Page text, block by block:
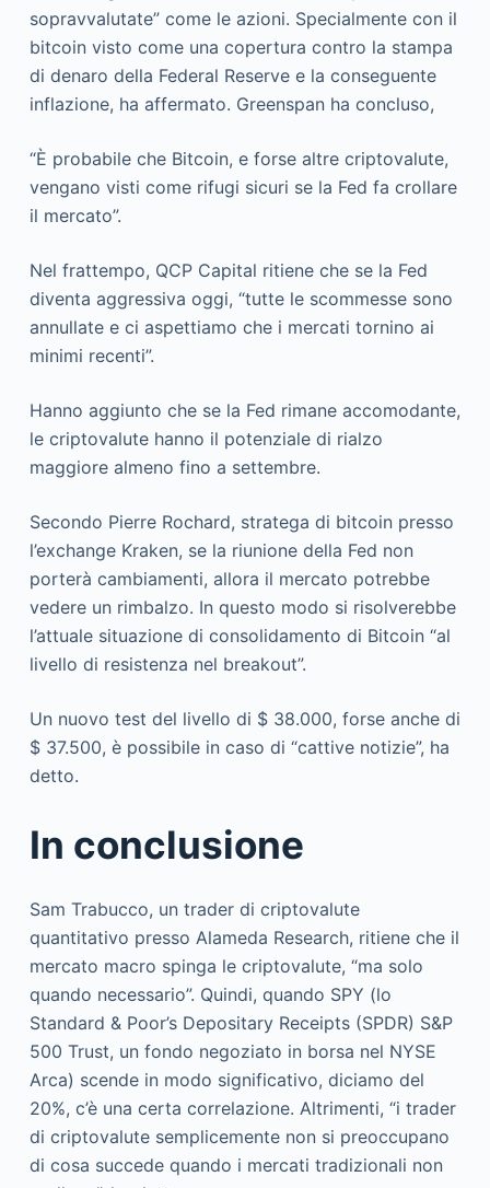
sopravvalutate” come le azioni. Specialmente con il
bitcoin visto come una copertura contro la stampa
di denaro della Federal Reserve e la conseguente
inflazione, ha affermato. Greenspan ha concluso,
“È probabile che Bitcoin, e forse altre criptovalute,
vengano visti come rifugi sicuri se la Fed fa crollare
il mercato”.
Nel frattempo, QCP Capital ritiene che se la Fed
diventa aggressiva oggi, “tutte le scommesse sono
annullate e ci aspettiamo che i mercati tornino ai
minimi recenti”.
Hanno aggiunto che se la Fed rimane accomodante,
le criptovalute hanno il potenziale di rialzo
maggiore almeno fino a settembre.
Secondo Pierre Rochard, stratega di bitcoin presso
l’exchange Kraken, se la riunione della Fed non
porterà cambiamenti, allora il mercato potrebbe
vedere un rimbalzo. In questo modo si risolverebbe
l’attuale situazione di consolidamento di Bitcoin “al
livello di resistenza nel breakout”.
Un nuovo test del livello di $ 38.000, forse anche di
$ 37.500, è possibile in caso di “cattive notizie”, ha
detto.
In conclusione
Sam Trabucco, un trader di criptovalute
quantitativo presso Alameda Research, ritiene che il
mercato macro spinga le criptovalute, “ma solo
quando necessario”. Quindi, quando SPY (lo
Standard & Poor’s Depositary Receipts (SPDR) S&P
500 Trust, un fondo negoziato in borsa nel NYSE
Arca) scende in modo significativo, diciamo del
20%, c’è una certa correlazione. Altrimenti, “i trader
di criptovalute semplicemente non si preoccupano
di cosa succede quando i mercati tradizionali non